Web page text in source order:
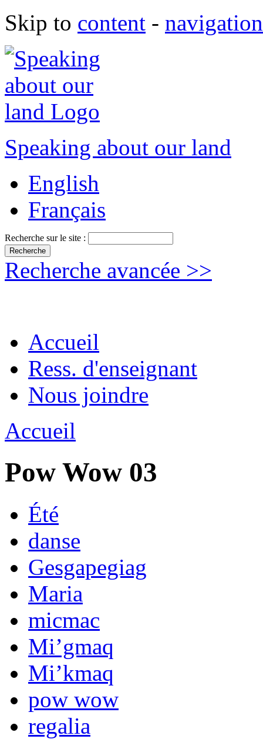
Skip to content - navigation
Speaking about our land
English
Français
Recherche sur le site :
Recherche avancée >>
Accueil
Ress. d'enseignant
Nous joindre
Accueil
Pow Wow 03
Été
danse
Gesgapegiag
Maria
micmac
Mi’gmaq
Mi’kmaq
pow wow
regalia